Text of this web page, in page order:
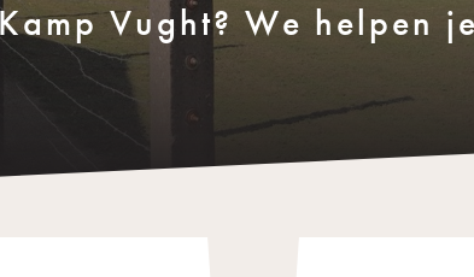
Kamp Vught? We helpen